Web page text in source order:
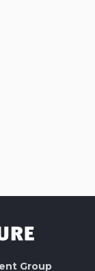
Group